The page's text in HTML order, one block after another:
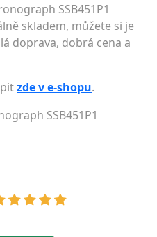
SSB451P1
skladem, můžete si je
doprava, dobrá cena a
zde v e-shopu.
SSB451P1